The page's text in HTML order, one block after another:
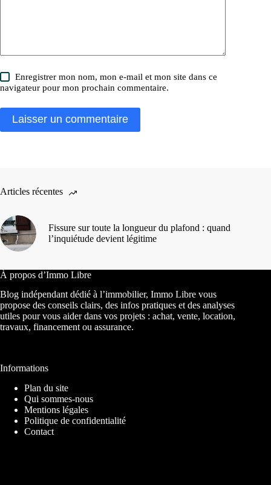
Enregistrer mon nom, mon e-mail et mon site dans ce
navigateur pour mon prochain commentaire.
Laisser un commentaire
Articles récentes
Fissure sur toute la longueur du plafond : quand
l’inquiétude devient légitime
À propos d’Immo Libre
Blog indépendant dédié à l’immobilier, Immo Libre vous
propose des conseils clairs, des infos pratiques et des analyses
utiles pour vous aider dans vos projets : achat, vente, location,
travaux, financement ou assurance.
Informations
Plan du site
Qui sommes-nous
Mentions légales
Politique de confidentialité
Contact